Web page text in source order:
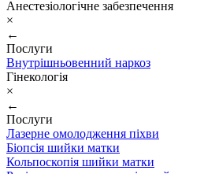
Анестезіологічне забезпечення
×
←
Послуги
Внутрішньовенний наркоз
Гінекологія
×
←
Послуги
Лазерне омолодження піхви
Біопсія шийки матки
Кольпоскопія шийки матки